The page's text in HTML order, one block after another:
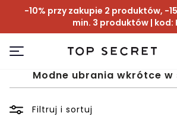
-10% przy zakupie 2 produktów, -
min. 3 produktów | kod:
Modne ubrania wkrótce w
Filtruj i sortuj